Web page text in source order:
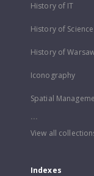
History of IT
History of
History of
Iconography
Spatial
...
View all
Indexes